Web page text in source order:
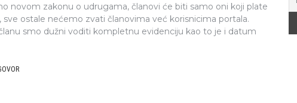
novom zakonu o udrugama, članovi će biti samo oni koji plate
sve ostale nećemo zvati članovima već korisnicima portala.
smo dužni voditi kompletnu evidenciju kao to je i datum